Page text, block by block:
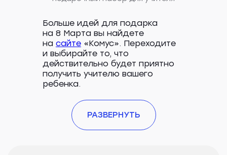
Больше идей для подарка
на 8 Марта вы найдете
на сайте «Комус». Переходите
и выбирайте то, что
действительно будет приятно
получить учителю вашего
ребенка.
РАЗВЕРНУТЬ